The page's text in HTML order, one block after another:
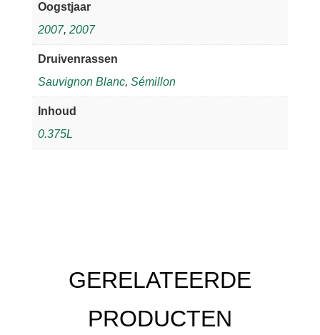
Oogstjaar
2007, 2007
Druivenrassen
Sauvignon Blanc, Sémillon
Inhoud
0.375L
GERELATEERDE
PRODUCTEN